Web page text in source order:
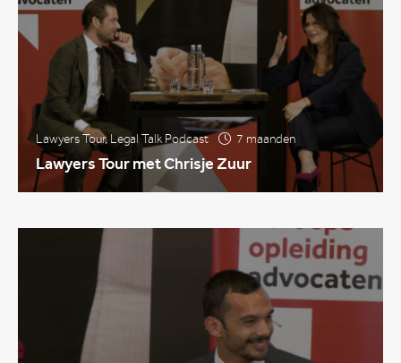
Lawyers Tour, Legal Talk Podcast 7 maanden
Lawyers Tour met Chrisje Zuur